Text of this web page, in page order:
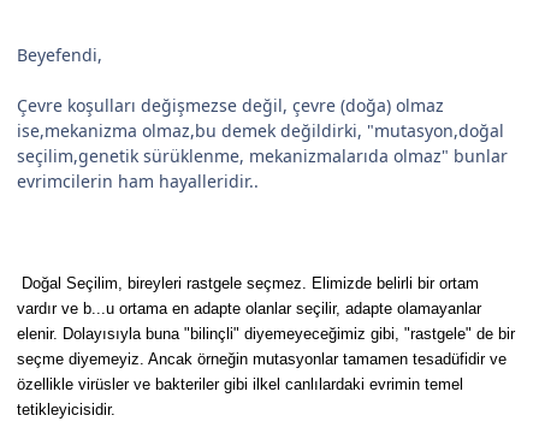
Beyefendi,
Çevre koşulları değişmezse değil, çevre (doğa) olmaz
ise,mekanizma olmaz,bu demek değildirki, "mutasyon,doğal
seçilim,genetik sürüklenme, mekanizmalarıda olmaz" bunlar
evrimcilerin ham hayalleridir..
Doğal Seçilim, bireyleri rastgele seçmez. Elimizde belirli bir ortam
vardır ve b...u ortama en adapte olanlar seçilir, adapte olamayanlar
elenir. Dolayısıyla buna "bilinçli" diyemeyeceğimiz gibi, "rastgele" de bir
seçme diyemeyiz. Ancak örneğin mutasyonlar tamamen tesadüfidir ve
özellikle virüsler ve bakteriler gibi ilkel canlılardaki evrimin temel
tetikleyicisidir.